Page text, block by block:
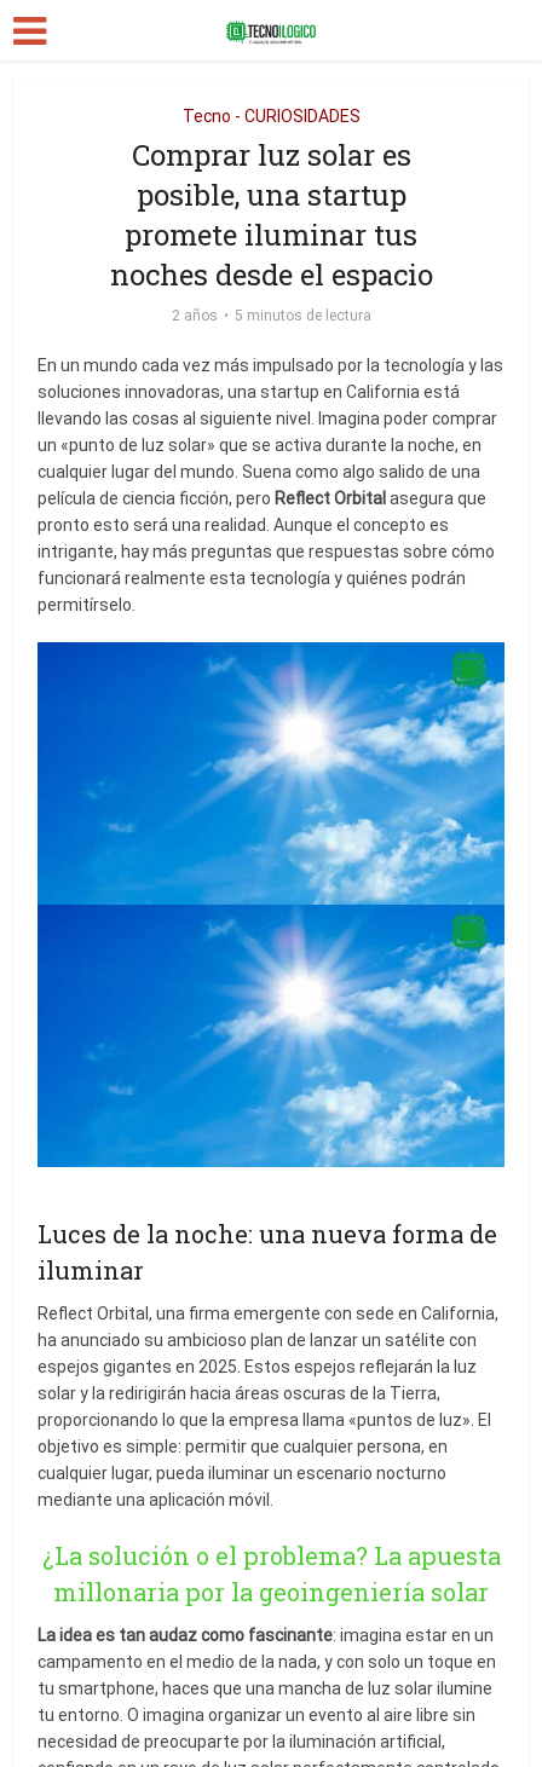
Tecno - CURIOSIDADES
Comprar luz solar es
posible, una startup
promete iluminar tus
noches desde el espacio
2 años 5 minutos de lectura
En un mundo cada vez más impulsado por la tecnología y las
soluciones innovadoras, una startup en California está
llevando las cosas al siguiente nivel. Imagina poder comprar
un «punto de luz solar» que se activa durante la noche, en
cualquier lugar del mundo. Suena como algo salido de una
película de ciencia ficción, pero Reflect Orbital asegura que
pronto esto será una realidad. Aunque el concepto es
intrigante, hay más preguntas que respuestas sobre cómo
funcionará realmente esta tecnología y quiénes podrán
permitírselo.
Luces de la noche: una nueva forma de
iluminar
Reflect Orbital, una firma emergente con sede en California,
ha anunciado su ambicioso plan de lanzar un satélite con
espejos gigantes en 2025. Estos espejos reflejarán la luz
solar y la redirigirán hacia áreas oscuras de la Tierra,
proporcionando lo que la empresa llama «puntos de luz». El
objetivo es simple: permitir que cualquier persona, en
cualquier lugar, pueda iluminar un escenario nocturno
mediante una aplicación móvil.
¿La solución o el problema? La apuesta
millonaria por la geoingeniería solar
La idea es tan audaz como fascinante: imagina estar en un
campamento en el medio de la nada, y con solo un toque en
tu smartphone, haces que una mancha de luz solar ilumine
tu entorno. O imagina organizar un evento al aire libre sin
necesidad de preocuparte por la iluminación artificial,